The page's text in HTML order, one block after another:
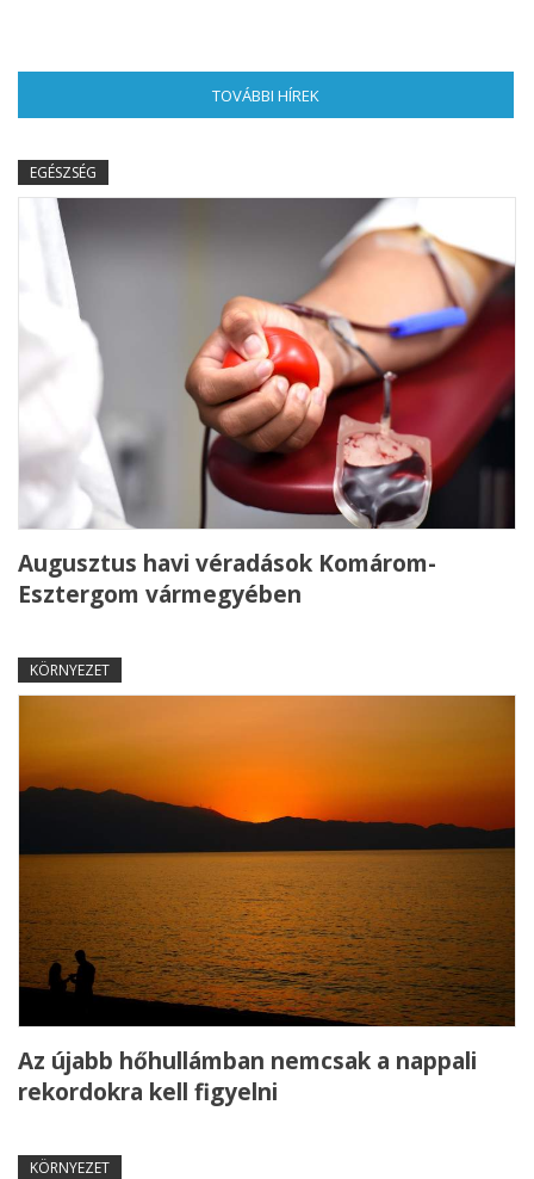
TOVÁBBI HÍREK
EGÉSZSÉG
Augusztus havi véradások Komárom-
Esztergom vármegyében
KÖRNYEZET
Az újabb hőhullámban nemcsak a nappali
rekordokra kell figyelni
KÖRNYEZET